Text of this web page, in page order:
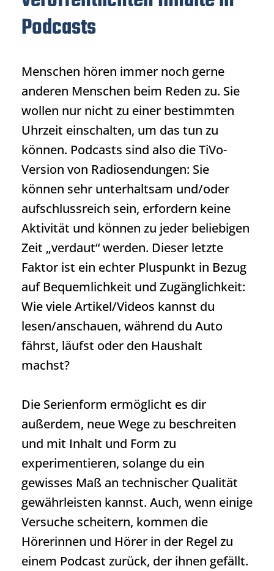
Podcasts
Menschen hören immer noch gerne
anderen Menschen beim Reden zu. Sie
wollen nur nicht zu einer bestimmten
Uhrzeit einschalten, um das tun zu
können. Podcasts sind also die TiVo-
Version von Radiosendungen: Sie
können sehr unterhaltsam und/oder
aufschlussreich sein, erfordern keine
Aktivität und können zu jeder beliebigen
Zeit „verdaut“ werden. Dieser letzte
Faktor ist ein echter Pluspunkt in Bezug
auf Bequemlichkeit und Zugänglichkeit:
Wie viele Artikel/Videos kannst du
lesen/anschauen, während du Auto
fährst, läufst oder den Haushalt
machst?
Die Serienform ermöglicht es dir
außerdem, neue Wege zu beschreiten
und mit Inhalt und Form zu
experimentieren, solange du ein
gewisses Maß an technischer Qualität
gewährleisten kannst. Auch, wenn einige
Versuche scheitern, kommen die
Hörerinnen und Hörer in der Regel zu
einem Podcast zurück, der ihnen gefällt.